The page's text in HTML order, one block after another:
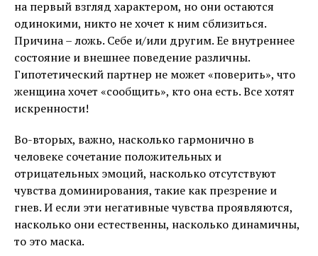
на первый взгляд характером, но они остаются
одинокими, никто не хочет к ним сблизиться.
Причина – ложь. Себе и/или другим. Ее внутреннее
состояние и внешнее поведение различны.
Гипотетический партнер не может «поверить», что
женщина хочет «сообщить», кто она есть. Все хотят
искренности!
Во-вторых, важно, насколько гармонично в
человеке сочетание положительных и
отрицательных эмоций, насколько отсутствуют
чувства доминирования, такие как презрение и
гнев. И если эти негативные чувства проявляются,
насколько они естественны, насколько динамичны,
то это маска.